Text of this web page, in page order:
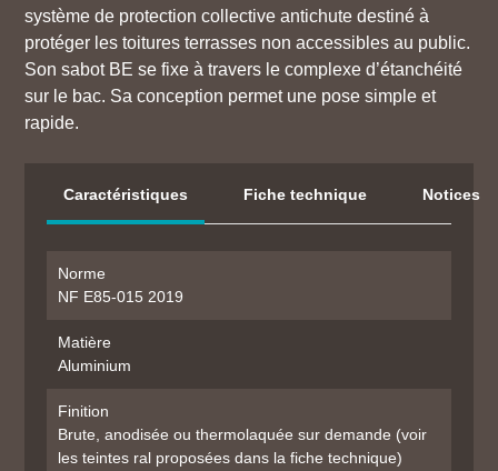
système de protection collective antichute destiné à
protéger les toitures terrasses non accessibles au public.
Son sabot BE se fixe à travers le complexe d’étanchéité
sur le bac. Sa conception permet une pose simple et
rapide.
Caractéristiques Fiche technique Notices
Norme
NF E85-015 2019
Matière
Aluminium
Finition
Brute, anodisée ou thermolaquée sur demande (voir
les teintes ral proposées dans la fiche technique)